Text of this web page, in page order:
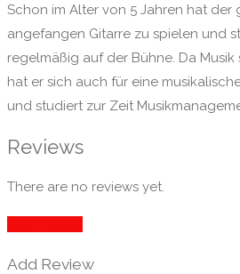
Schon im Alter von 5 Jahren hat der
angefangen Gitarre zu spielen und
regelmäßig auf der Bühne. Da Musik
hat er sich auch für eine
und studiert zur Zeit
Reviews
There are no reviews yet.
Add Review